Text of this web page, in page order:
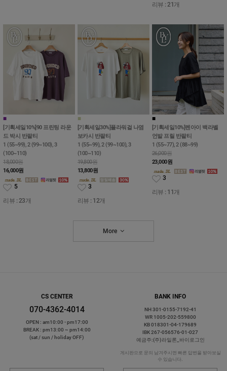
리뷰 : 21개
■
[기획세일10%]90 프린팅 라운
드 박시 반팔티
1 (55~99), 2 (99~100), 3
(100~110)
18,000원
16,000원
5
리뷰 : 23개
■
[기획세일30%]플라워걸 나염
보카시 반팔티
1 (55~99), 2 (99~100), 3
(100~110)
19,800원
13,800원
3
리뷰 : 12개
■
[기획세일10%]렌아이 백라벨
언발 프릴 반팔티
1 (55~77), 2 (88~99)
26,000원
23,000원
3
리뷰 : 11개
More
CS CENTER
070-4362-4014
OPEN : am10:00 - pm17:00
BREAK : pm13:00 ~ pm14:00
(sat / sun / holiday OFF)
BANK INFO
NH 301-0155-7192-41
WR 1005-202-559800
KB 018301-04-179689
IBK 267-056576-01-027
예금주:(주)라일론_바이로그인
게시판으로 문의 남겨주시면 빠른 답변을 받아보실
수 있습니다.